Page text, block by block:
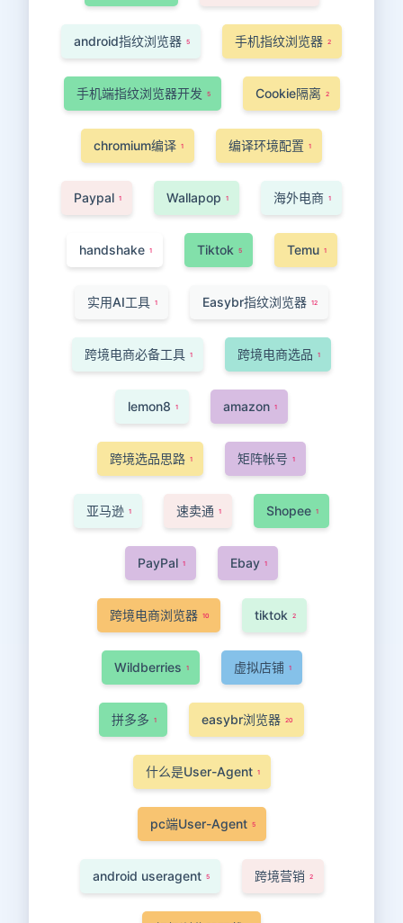
android指纹浏览器 5 手机指纹浏览器 2
手机端指纹浏览器开发 5 Cookie隔离 2
chromium编译 1 编译环境配置 1
Paypal 1 Wallapop 1 海外电商 1
handshake 1 Tiktok 5 Temu 1
实用AI工具 1 Easybr指纹浏览器 12
跨境电商必备工具 1 跨境电商选品 1
lemon8 1 amazon 1
跨境选品思路 1 矩阵帐号 1
亚马逊 1 速卖通 1 Shopee 1
PayPal 1 Ebay 1
跨境电商浏览器 10 tiktok 2
Wildberries 1 虚拟店铺 1
拼多多 1 easybr浏览器 20
什么是User-Agent 1
pc端User-Agent 5
android useragent 5 跨境营销 2